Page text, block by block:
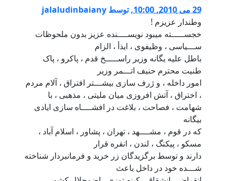
,توسطjalaludinbaiany
وطندار عزيزم !
خجســـــته ميبود نويســــنده عزيز بدون ملحوظات
ســـياسی ، وظيفوی ، ايذأ ، الزام
باطل عليه يگانه وزير راســـــخ قدم ، پاکرو ، پاک
طنيت محترم حنيف اتـــمر وزير
امور داخله ، و ژرف سازی بيشـــتر افتراق ، آلام مردم
، اختراق ، آتش افروزی ميان مليتی ، مذهبی ، با
شهامت ، فصاحت ، بلاغت در افشــــاه سازی ايادی
که در قوم ، مشــــهد ، تهران ، پشاور ، اسلام آباد ،
مسکو ، پيکنگ ، لندن ، انقره قرار
دارند و توسط برگزيدگان زر خريد و فرمانبردار شناخته
شـــده خود در داخل باعث